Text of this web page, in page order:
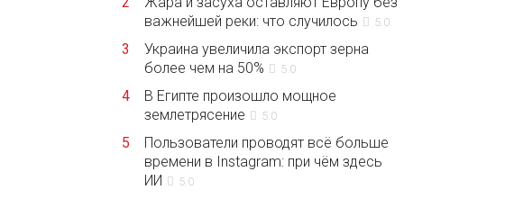
важнейшей реки: что случилось
5.0
3
Украина увеличила экспорт зерна
более чем на 50%
5.0
4
В Египте произошло мощное
землетрясение
5.0
5
Пользователи проводят всё больше
времени в Instagram: при чём здесь
ИИ
5.0